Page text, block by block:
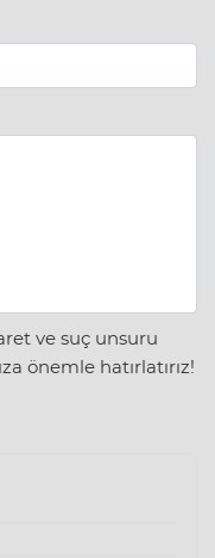
ve suç unsuru
önemle hatırlatırız!